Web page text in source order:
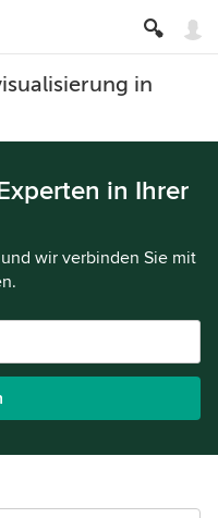
in
in Ihrer
wir verbinden Sie mit